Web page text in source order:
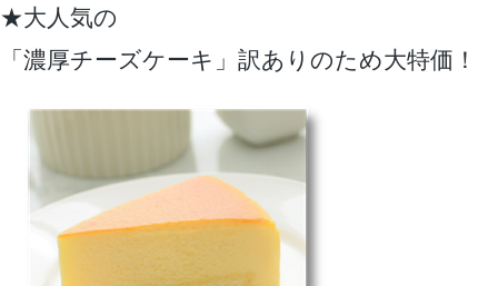
★大人気の
「濃厚チーズケーキ」訳ありのため大特価！